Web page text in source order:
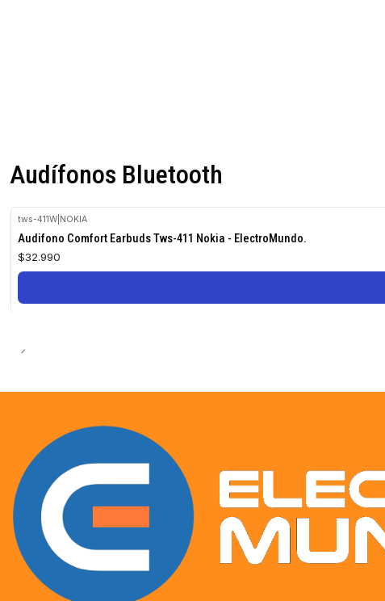
Audífonos Bluetooth
tws-411W| NOKIA
Audifono Comfort Earbuds Tws-411 Nokia - ElectroMundo.
$32.990